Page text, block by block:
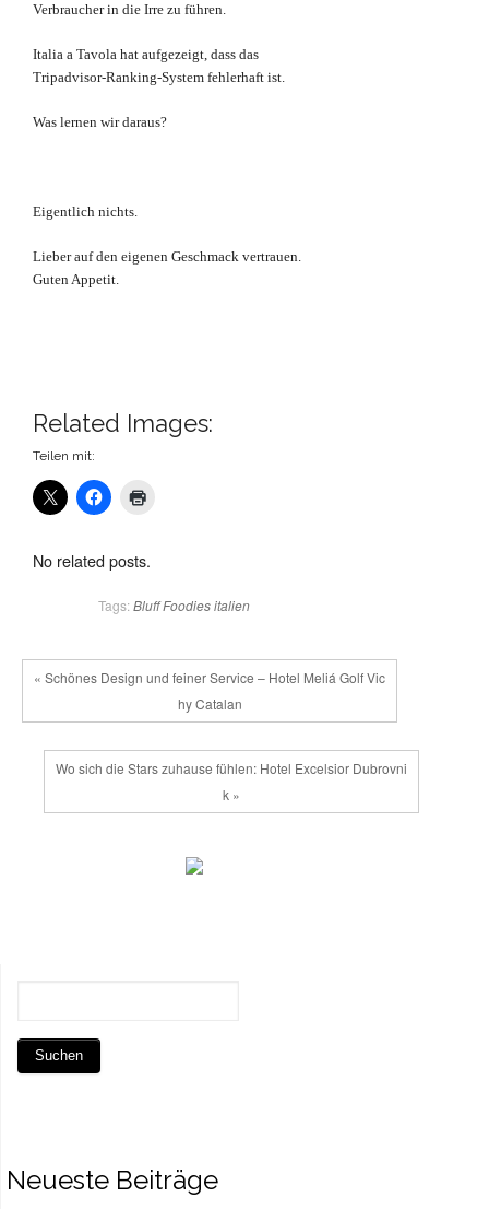
Verbraucher in die Irre zu führen.
Italia a Tavola hat aufgezeigt, dass das
Tripadvisor-Ranking-System fehlerhaft ist.
Was lernen wir daraus?
Eigentlich nichts.
Lieber auf den eigenen Geschmack vertrauen.
Guten Appetit.
Related Images:
Teilen mit:
No related posts.
Tags: BluffFoodiesitalien
« Schönes Design und feiner Service – Hotel Meliá Golf Vic
hy Catalan
Wo sich die Stars zuhause fühlen: Hotel Excelsior Dubrovni
k »
Neueste Beiträge